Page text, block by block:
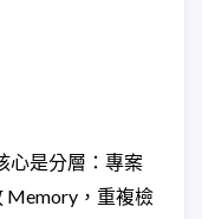
心是分層：專案
Memory，重複檢